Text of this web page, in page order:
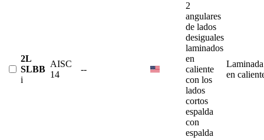
2L
SLBB
i
AISC
14
--
2
angulares
de lados
desiguales
laminados
en
caliente
con los
lados
cortos
espalda
con
espalda
Laminada
en